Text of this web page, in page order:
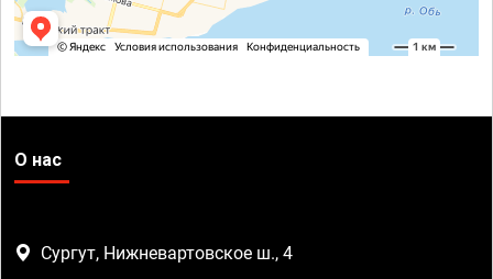
О нас
Сургут, Нижневартовское ш., 4